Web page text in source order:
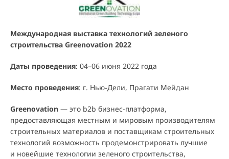
Международная выставка технологий зеленого
строительства Greenovation 2022
Даты проведения: 04–06 июня 2022 года
Место проведения: г. Нью-Дели, Прагати Мейдан
Greenovation — это b2b бизнес-платформа,
предоставляющая местным и мировым производителям
строительных материалов и поставщикам строительных
технологий возможность продемонстрировать лучшие
и новейшие технологии зеленого строительства,